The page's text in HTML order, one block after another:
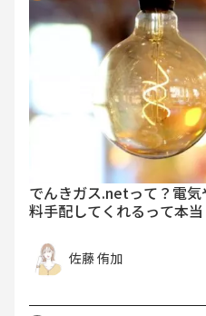
でんきガス.netって？電
料手配してくれるって本当
佐藤 侑加